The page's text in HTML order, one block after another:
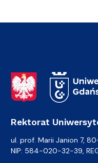
Adres
Rektorat
ul. prof. Marii Janion 7,
NIP: 584-020-32-39,